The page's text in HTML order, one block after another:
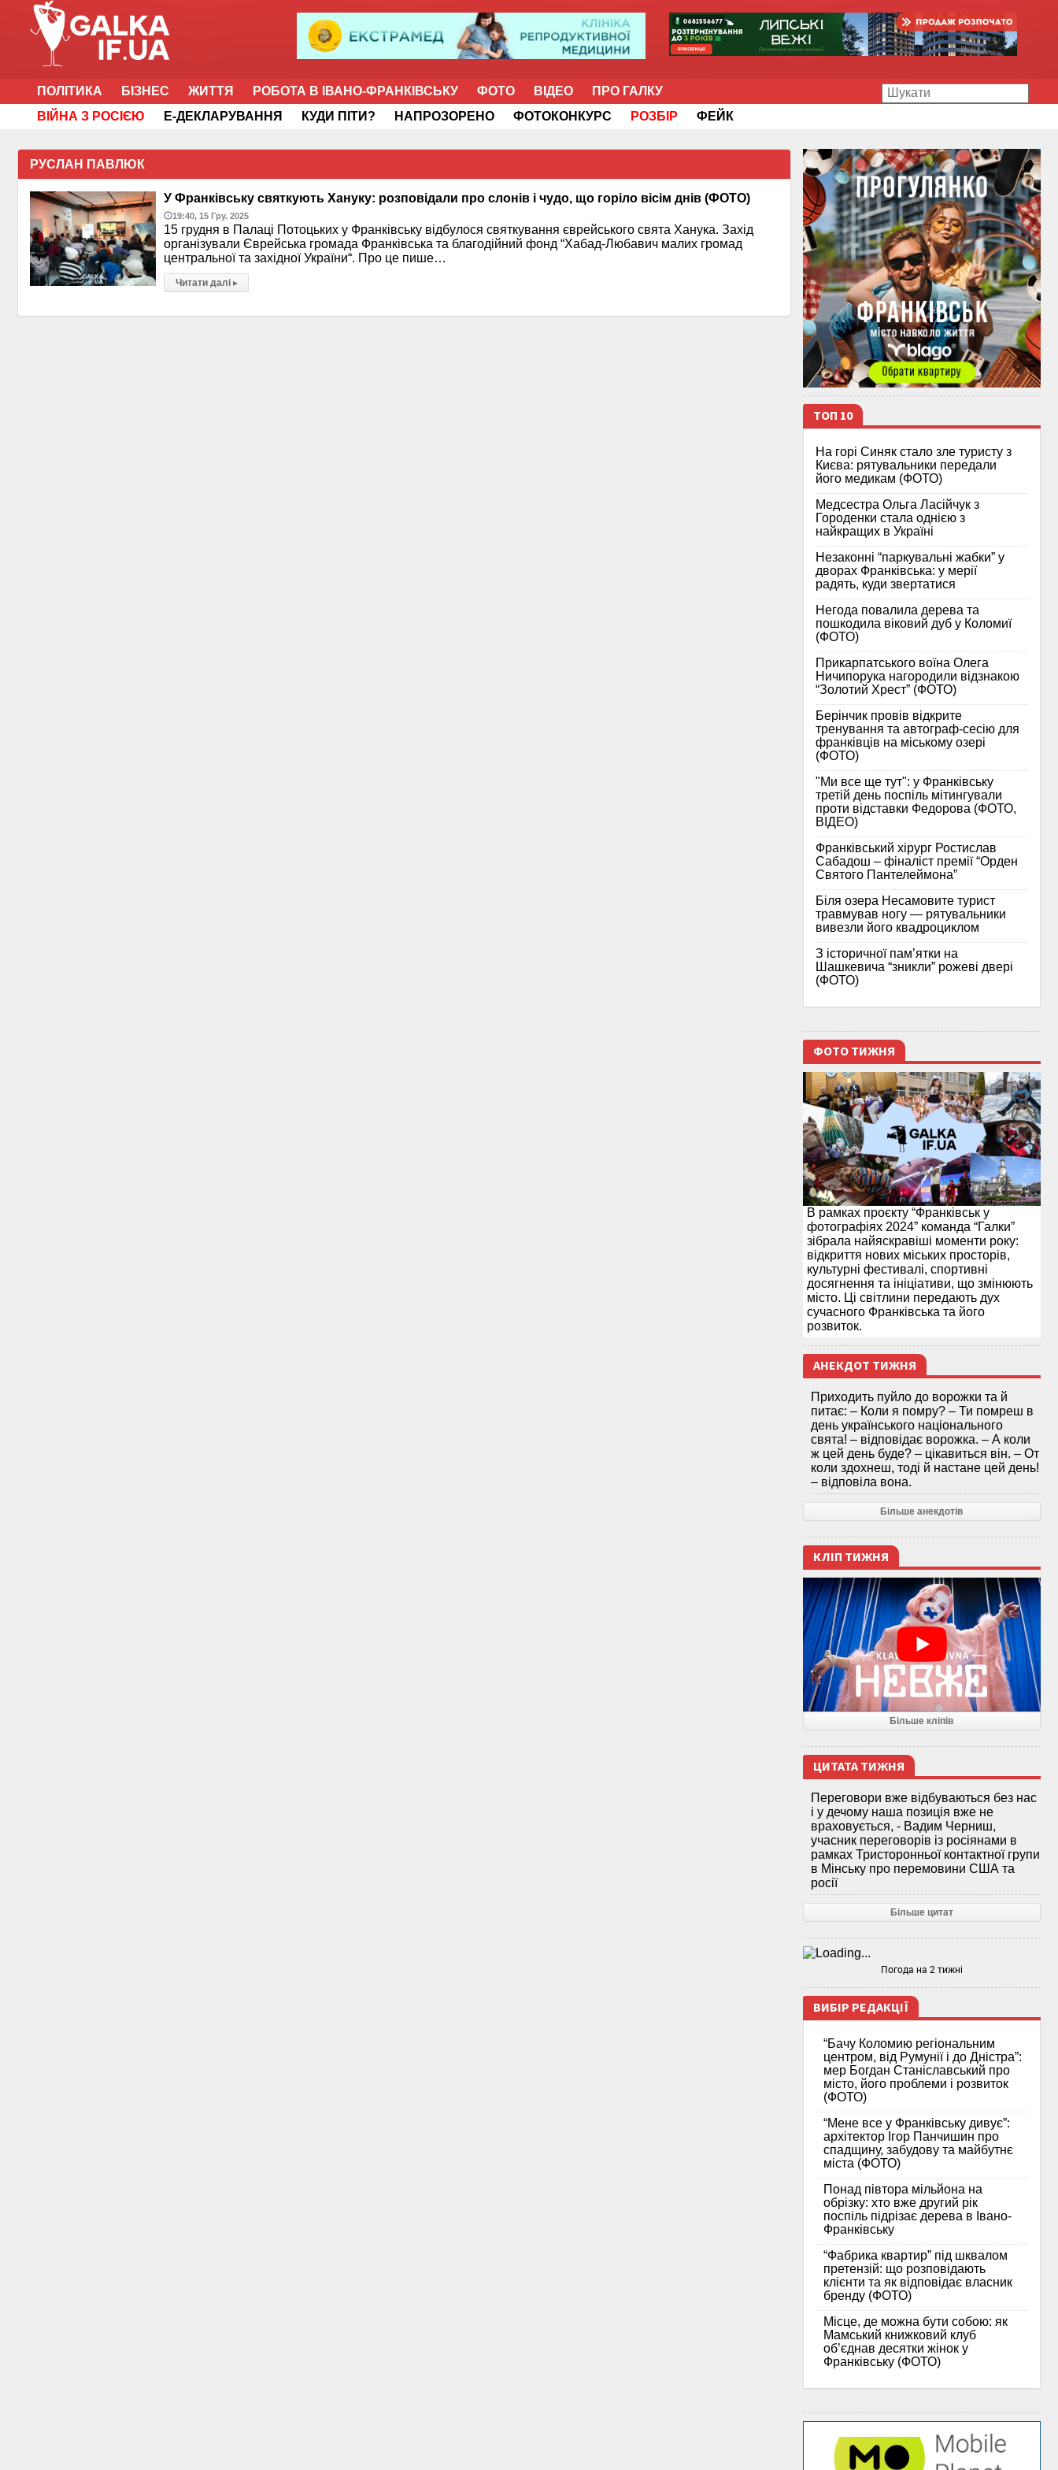
ПОЛІТИКА БІЗНЕС ЖИТТЯ РОБОТА В ІВАНО-ФРАНКІВСЬКУ ФОТО ВІДЕО
ПРО ГАЛКУ
ВІЙНА З РОСІЄЮ
Е-ДЕКЛАРУВАННЯ КУДИ ПІТИ? НАПРОЗОРЕНО ФОТОКОНКУРС РОЗБІР ФЕЙК
РУСЛАН ПАВЛЮК
У Франківську святкують Хануку: розповідали про слонів і чудо, що горіло вісім днів (ФОТО)
19:40, 15 Гру. 2025
15 грудня в Палаці Потоцьких у Франківську відбулося святкування єврейського свята Ханука. Захід
організували Єврейська громада Франківська та благодійний фонд “Хабад-Любавич малих громад
центральної та західної України“. Про це пише…
Читати далі ▸
ТОП 10
На горі Синяк стало зле туристу з
Києва: рятувальники передали
його медикам (ФОТО)
Медсестра Ольга Ласійчук з
Городенки стала однією з
найкращих в Україні
Незаконні “паркувальні жабки” у
дворах Франківська: у мерії
радять, куди звертатися
Негода повалила дерева та
пошкодила віковий дуб у Коломиї
(ФОТО)
Прикарпатського воїна Олега
Ничипорука нагородили відзнакою
“Золотий Хрест” (ФОТО)
Берінчик провів відкрите
тренування та автограф-сесію для
франківців на міському озері
(ФОТО)
"Ми все ще тут": у Франківську
третій день поспіль мітингували
проти відставки Федорова (ФОТО,
ВІДЕО)
Франківський хірург Ростислав
Сабадош – фіналіст премії “Орден
Святого Пантелеймона”
Біля озера Несамовите турист
травмував ногу — рятувальники
вивезли його квадроциклом
З історичної памʼятки на
Шашкевича “зникли” рожеві двері
(ФОТО)
ФОТО ТИЖНЯ
В рамках проєкту “Франківськ у
фотографіях 2024” команда “Галки”
зібрала найяскравіші моменти року:
відкриття нових міських просторів,
культурні фестивалі, спортивні
досягнення та ініціативи, що змінюють
місто. Ці світлини передають дух
сучасного Франківська та його
розвиток.
АНЕКДОТ ТИЖНЯ
Приходить пуйло до ворожки та й
питає: – Коли я помру? – Ти помреш в
день українського національного
свята! – відповідає ворожка. – А коли
ж цей день буде? – цікавиться він. – От
коли здохнеш, тоді й настане цей день!
– відповіла вона.
Більше анекдотів
КЛІП ТИЖНЯ
Більше кліпів
ЦИТАТА ТИЖНЯ
Переговори вже відбуваються без нас
і у дечому наша позиція вже не
враховується, - Вадим Черниш,
учасник переговорів із росіянами в
рамках Тристоронньої контактної групи
в Мінську про перемовини США та
росії
Більше цитат
Погода на 2 тижні
ВИБІР РЕДАКЦІЇ
“Бачу Коломию регіональним
центром, від Румунії і до Дністра”:
мер Богдан Станіславський про
місто, його проблеми і розвиток
(ФОТО)
“Мене все у Франківську дивує”:
архітектор Ігор Панчишин про
спадщину, забудову та майбутнє
міста (ФОТО)
Понад півтора мільйона на
обрізку: хто вже другий рік
поспіль підрізає дерева в Івано-
Франківську
“Фабрика квартир” під шквалом
претензій: що розповідають
клієнти та як відповідає власник
бренду (ФОТО)
Місце, де можна бути собою: як
Мамський книжковий клуб
об’єднав десятки жінок у
Франківську (ФОТО)